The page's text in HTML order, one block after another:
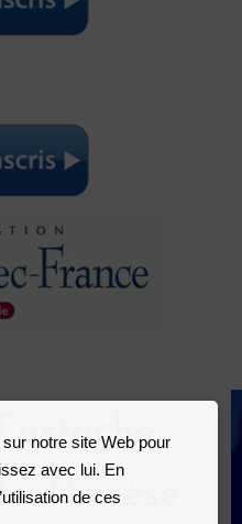
-
Thérèse
notre site Web pour
avec lui. En
de ces